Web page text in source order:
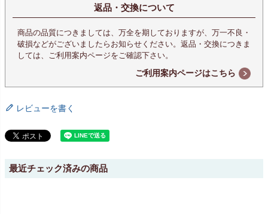
返品・交換について
商品の品質につきましては、万全を期しておりますが、万一不良・
破損などがございましたらお知らせください。返品・交換につきま
しては、ご利用案内ページをご確認下さい。
ご利用案内ページはこちら
レビューを書く
最近チェック済みの商品